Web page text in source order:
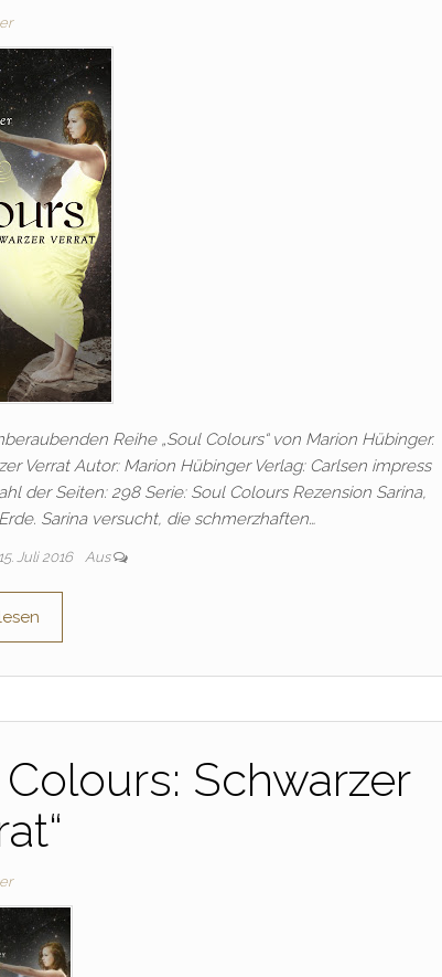
Reihe „Soul Colours“ von Marion Hübinger.
Verrat Autor: Marion Hübinger Verlag: Carlsen impress
der Seiten: 298 Serie: Soul Colours Rezension Sarina,
Sarina versucht, die schmerzhaften…
15. Juli 2016 Aus
Schwarzer